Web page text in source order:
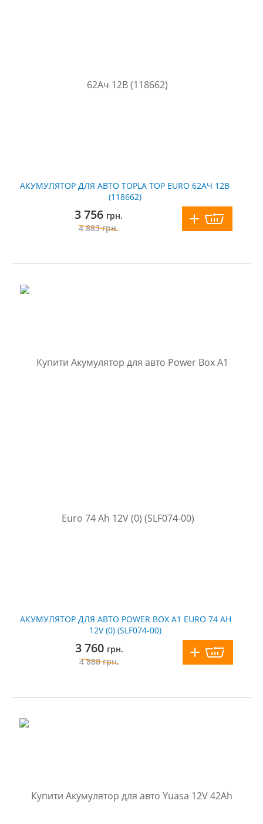
АКУМУЛЯТОР ДЛЯ АВТО TOPLA TOP EURO 62АЧ 12В
(118662)
3 756 грн.
4 883грн.
АКУМУЛЯТОР ДЛЯ АВТО POWER BOX А1 EURO 74 АH
12V (0) (SLF074-00)
3 760 грн.
4 888грн.